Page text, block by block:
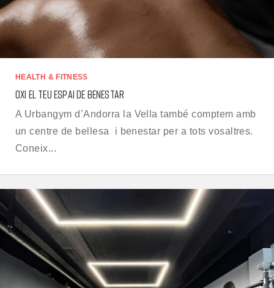
HEALTH & FITNESS
OXI EL TEU ESPAI DE BENESTAR
A Urbangym d’Andorra la Vella també comptem amb
un centre de bellesa i benestar per a tots vosaltres.
Coneix...